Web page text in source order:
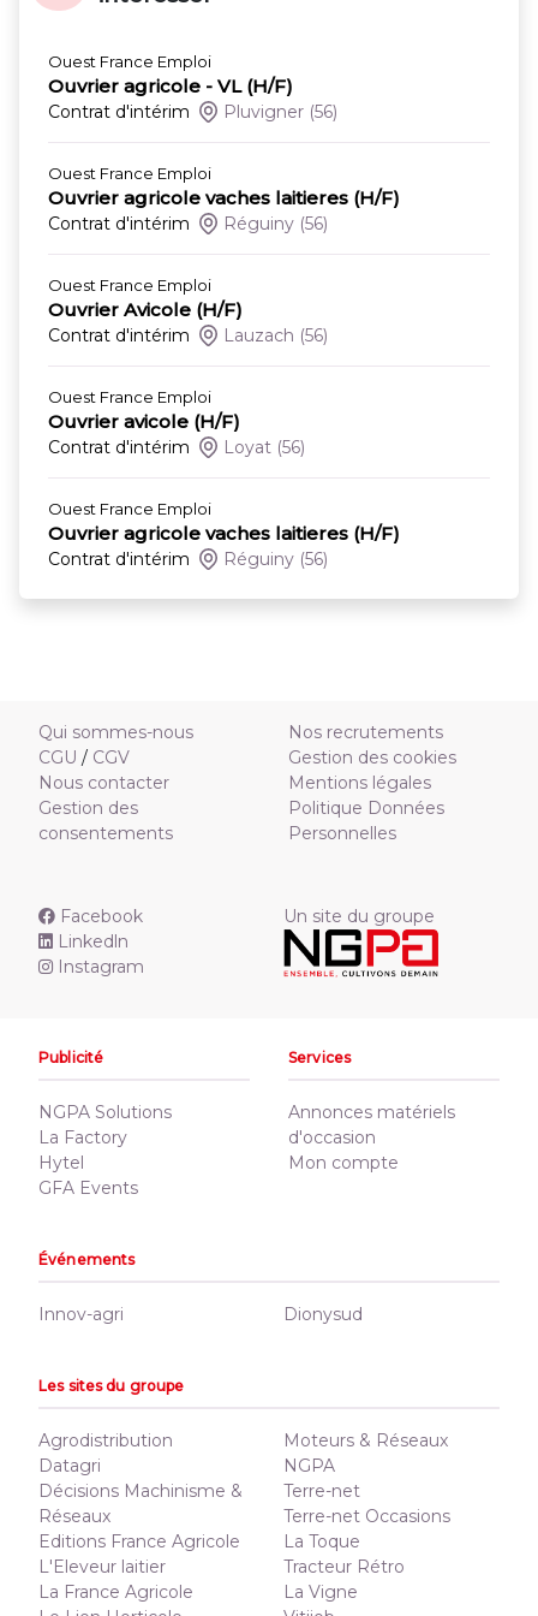
Ouest France Emploi
Ouvrier agricole - VL (H/F)
Contrat d'intérim Pluvigner (56)
Ouest France Emploi
Ouvrier agricole vaches laitieres (H/F)
Contrat d'intérim Réguiny (56)
Ouest France Emploi
Ouvrier Avicole (H/F)
Contrat d'intérim Lauzach (56)
Ouest France Emploi
Ouvrier avicole (H/F)
Contrat d'intérim Loyat (56)
Ouest France Emploi
Ouvrier agricole vaches laitieres (H/F)
Contrat d'intérim Réguiny (56)
Qui sommes-nous
CGU / CGV
Nous contacter
Gestion des
consentements
Nos recrutements
Gestion des cookies
Mentions légales
Politique Données
Personnelles
Facebook
Linkedln
Instagram
Un site du groupe
Publicité
NGPA Solutions
La Factory
Hytel
GFA Events
Services
Annonces matériels
d'occasion
Mon compte
Événements
Innov-agri Dionysud
Les sites du groupe
Agrodistribution
Datagri
Décisions Machinisme &
Réseaux
Editions France Agricole
L'Eleveur laitier
La France Agricole
Moteurs & Réseaux
NGPA
Terre-net
Terre-net Occasions
La Toque
Tracteur Rétro
La Vigne